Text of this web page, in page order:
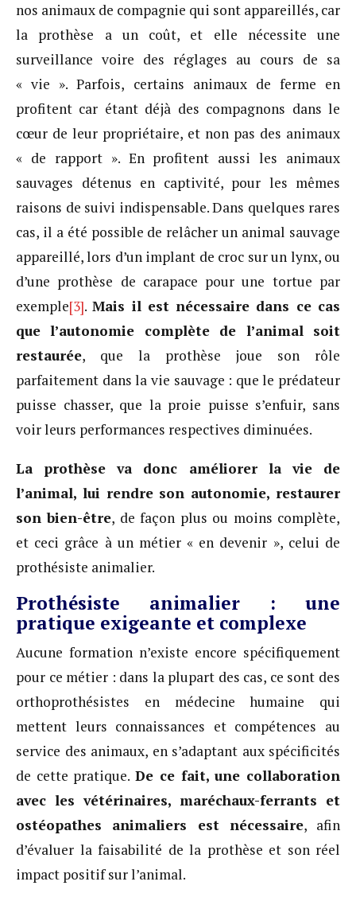
nos animaux de compagnie qui sont appareillés, car
la prothèse a un coût, et elle nécessite une
surveillance voire des réglages au cours de sa
« vie ». Parfois, certains animaux de ferme en
profitent car étant déjà des compagnons dans le
cœur de leur propriétaire, et non pas des animaux
« de rapport ». En profitent aussi les animaux
sauvages détenus en captivité, pour les mêmes
raisons de suivi indispensable. Dans quelques rares
cas, il a été possible de relâcher un animal sauvage
appareillé, lors d’un implant de croc sur un lynx, ou
d’une prothèse de carapace pour une tortue par
exemple[3].Mais il est nécessaire dans ce cas
que l’autonomie complète de l’animal soit
restaurée, que la prothèse joue son rôle
parfaitement dans la vie sauvage : que le prédateur
puisse chasser, que la proie puisse s’enfuir, sans
voir leurs performances respectives diminuées.
La prothèse va donc améliorer la vie de
l’animal, lui rendre son autonomie, restaurer
son bien-être, de façon plus ou moins complète,
et ceci grâce à un métier « en devenir », celui de
prothésiste animalier.
Prothésiste animalier : une
pratique exigeante et complexe
Aucune formation n’existe encore spécifiquement
pour ce métier : dans la plupart des cas, ce sont des
orthoprothésistes en médecine humaine qui
mettent leurs connaissances et compétences au
service des animaux, en s’adaptant aux spécificités
de cette pratique.De ce fait, une collaboration
avec les vétérinaires, maréchaux-ferrants et
ostéopathes animaliers est nécessaire, afin
d’évaluer la faisabilité de la prothèse et son réel
impact positif sur l’animal.